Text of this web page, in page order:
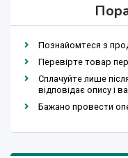
Познайомтеся з
Перевірте товар
Сплачуйте лише
відповідає опису і
Бажано провести